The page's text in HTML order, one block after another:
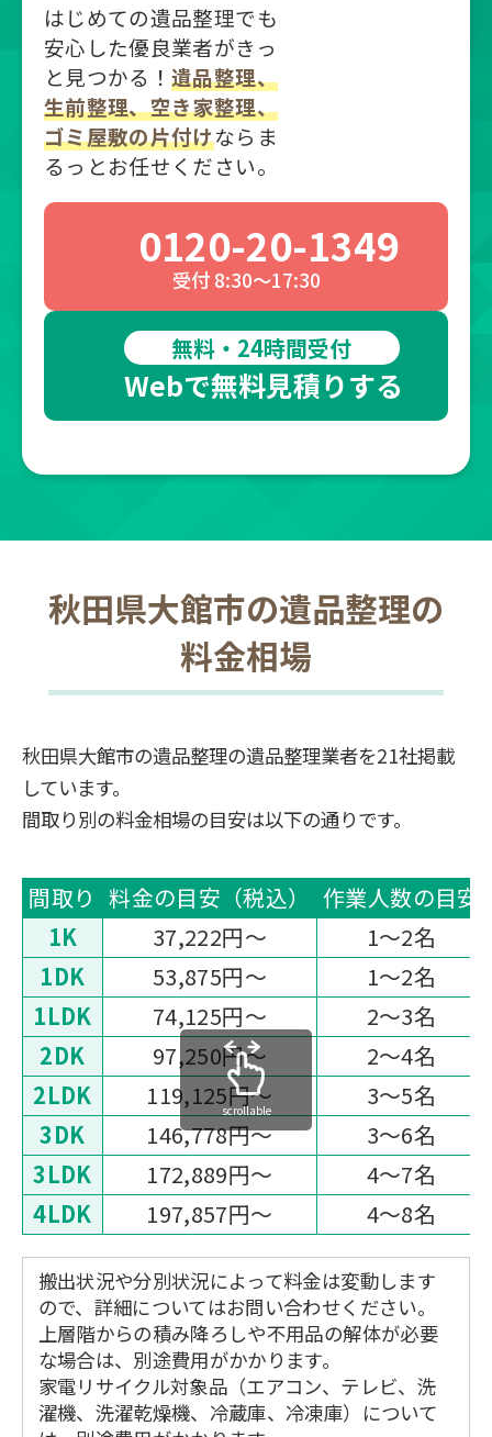
はじめての遺品整理でも
安心した優良業者がきっ
と見つかる！遺品整理、
生前整理、空き家整理、
ゴミ屋敷の片付けならま
るっとお任せください。
0120-20-1349
受付 8:30～17:30
無料・24時間受付
Webで無料見積りする
秋田県大館市の遺品整理の
料金相場
秋田県大館市の遺品整理の遺品整理業者を21社掲載
しています。
間取り別の料金相場の目安は以下の通りです。
間取り 料金の目安（税込）
作業人数の目安
1K
37,222円〜
1～2名
1DK
53,875円〜
1～2名
1LDK
74,125円〜
2～3名
2DK
97,250円〜
2～4名
2LDK
119,125円〜
3～5名
3DK
146,778円〜
3～6名
3LDK
172,889円〜
4～7名
4LDK
197,857円〜 4～8名
scrollable
搬出状況や分別状況によって料金は変動します
ので、詳細についてはお問い合わせください。
上層階からの積み降ろしや不用品の解体が必要
な場合は、別途費用がかかります。
家電リサイクル対象品（エアコン、テレビ、洗
濯機、洗濯乾燥機、冷蔵庫、冷凍庫）について